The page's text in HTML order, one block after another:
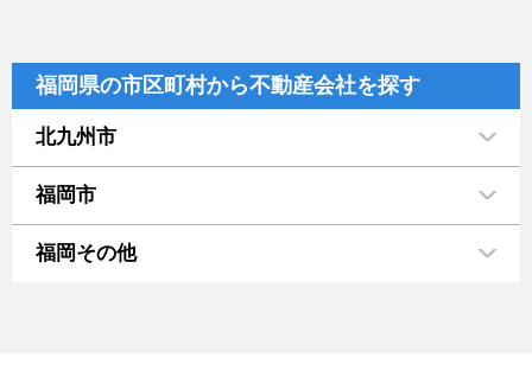
福岡県の市区町村から不動産会社を探す
北九州市
福岡市
福岡その他